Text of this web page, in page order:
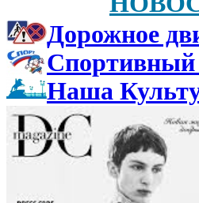
Дорожное
Спортивный
Наша